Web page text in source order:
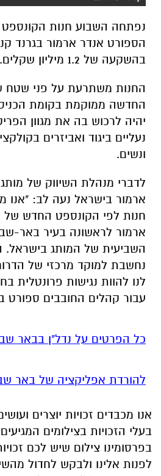
נפתחה השבוע חנות
הספורט אנדר ארמור בגרנד
בהשקעה של 1.2 מיליון שקלים.
החדשה ממוקמת בקומת
יהיה לרכוש בה את מגוון
נעליים ביגוד ואביזרים
ונשים.
לדברי מנהלת השיווק של
ארמור בישראל נעה לב: "אנו
חנות לפי הקונספט החדש של
ארמור לראשונה בעיר באר-
השביעית של המותג
נחשבת למוקד מרכזי של
לנו להוות נגישות פרונטלית
עבור קהלים החובבים ספורט
כל הפרטים על נדל"ן בבאר
להורדת אפליקציה של באר
אנו מכבדים זכויות יוצרים
בעלי הזכויות בצילומים
בפרסומינו צילום שיש לכם
לפנות אלינו ולבקש לחדול